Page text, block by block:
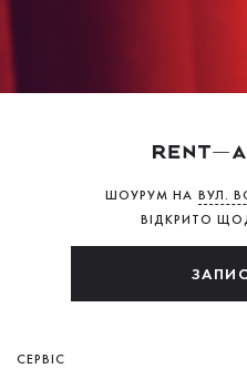
ШОУРУМ НА ВУЛ.
ВІДКРИТО
СЕРВІС